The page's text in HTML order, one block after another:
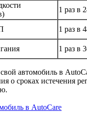
1 раз в
1 раз в
1 раз в
автомобиль в
о сроках истечения
в AutoCare